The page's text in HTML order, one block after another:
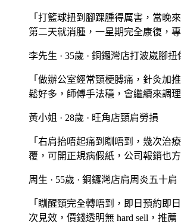
「 打籃球扭到腳踝腫得厲害，當晚
第二天就消腫，一星期完全康復，專
李先生 · 35歲 · 銅鑼灣店打波崴腳扭
「 做辦公室經常頸梗膊痛，針灸加
鬆好多，師傅手法穩，會繼續來調理
黃小姐 · 28歲 · 旺角店頸肩勞損
「 右肩抬唔起痛到瞓唔到，幾次治
覆，可開正規病假紙，公司報銷也方
周生 · 55歲 · 銅鑼灣店肩周炎五十肩
「 瞓醒頸完全轉唔到，即日預約即
次見效，價錢透明無 hard sell，推薦